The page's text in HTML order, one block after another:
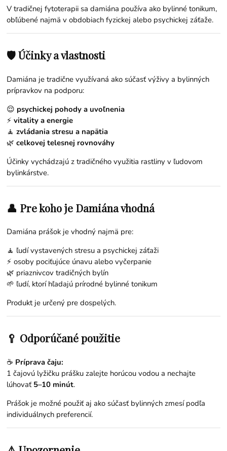
V tradičnej fytoterapii sa damiána používa ako bylinné tonikum,
obľúbené najmä v obdobiach fyzickej alebo psychickej záťaže.
🛡️ Účinky a vlastnosti
Damiána je tradične využívaná ako súčasť výživy a bylinných
prípravkov na podporu:
😌 psychickej pohody a uvoľnenia
⚡vitality a energie
🧘zvládania stresu a napätia
🌿celkovej telesnej rovnováhy
Účinky vychádzajú z tradičného využitia rastliny v ľudovom
bylinkárstve.
👤 Pre koho je Damiána vhodná
Damiána prášok je vhodný najmä pre:
🧘 ľudí vystavených stresu a psychickej záťaži
⚡ osoby pociťujúce únavu alebo vyčerpanie
🌿 priaznivcov tradičných bylín
🌱 ľudí, ktorí hľadajú prírodné bylinné tonikum
Produkt je určený pre dospelých.
🥄 Odporúčané použitie
☕ Príprava čaju:
1 čajovú lyžičku prášku zalejte horúcou vodou a nechajte
lúhovať 5–10 minút.
Prášok je možné použiť aj ako súčasť bylinných zmesí podľa
individuálnych preferencií.